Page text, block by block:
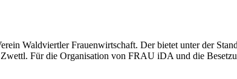
Waldviertler Frauenwirtschaft. Der bietet unter der
Für die Organisation von FRAU iDA und die